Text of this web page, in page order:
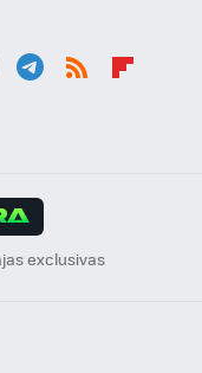
exclusivas